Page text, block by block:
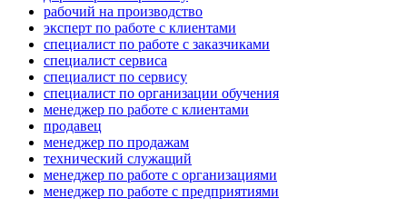
рабочий на производство
эксперт по работе с клиентами
специалист по работе с заказчиками
специалист сервиса
специалист по сервису
специалист по организации обучения
менеджер по работе с клиентами
продавец
менеджер по продажам
технический служащий
менеджер по работе с организациями
менеджер по работе с предприятиями